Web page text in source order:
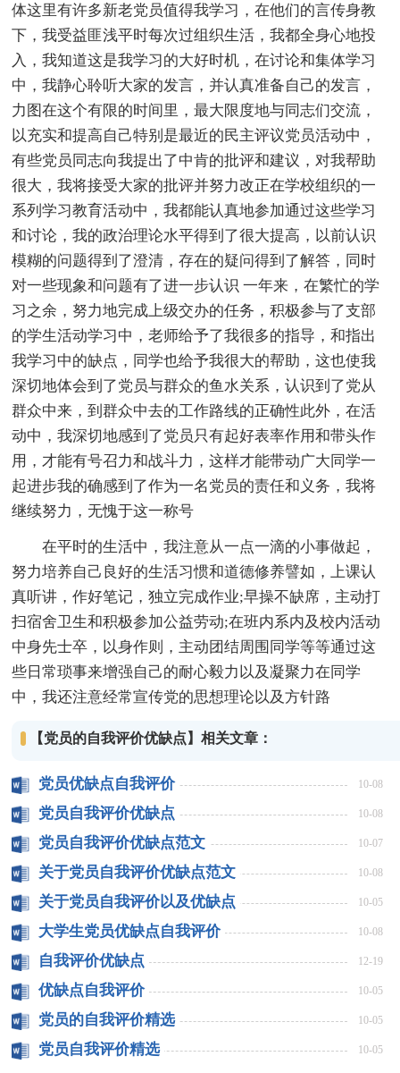
体这里有许多新老党员值得我学习，在他们的言传身教
下，我受益匪浅平时每次过组织生活，我都全身心地投
入，我知道这是我学习的大好时机，在讨论和集体学习
中，我静心聆听大家的发言，并认真准备自己的发言，
力图在这个有限的时间里，最大限度地与同志们交流，
以充实和提高自己特别是最近的民主评议党员活动中，
有些党员同志向我提出了中肯的批评和建议，对我帮助
很大，我将接受大家的批评并努力改正在学校组织的一
系列学习教育活动中，我都能认真地参加通过这些学习
和讨论，我的政治理论水平得到了很大提高，以前认识
模糊的问题得到了澄清，存在的疑问得到了解答，同时
对一些现象和问题有了进一步认识 一年来，在繁忙的学
习之余，努力地完成上级交办的任务，积极参与了支部
的学生活动学习中，老师给予了我很多的指导，和指出
我学习中的缺点，同学也给予我很大的帮助，这也使我
深切地体会到了党员与群众的鱼水关系，认识到了党从
群众中来，到群众中去的工作路线的正确性此外，在活
动中，我深切地感到了党员只有起好表率作用和带头作
用，才能有号召力和战斗力，这样才能带动广大同学一
起进步我的确感到了作为一名党员的责任和义务，我将
继续努力，无愧于这一称号
在平时的生活中，我注意从一点一滴的小事做起，
努力培养自己良好的生活习惯和道德修养譬如，上课认
真听讲，作好笔记，独立完成作业;早操不缺席，主动打
扫宿舍卫生和积极参加公益劳动;在班内系内及校内活动
中身先士卒，以身作则，主动团结周围同学等等通过这
些日常琐事来增强自己的耐心毅力以及凝聚力在同学
中，我还注意经常宣传党的思想理论以及方针路
【党员的自我评价优缺点】相关文章：
党员优缺点自我评价 10-08
党员自我评价优缺点 10-08
党员自我评价优缺点范文 10-07
关于党员自我评价优缺点范文 10-08
关于党员自我评价以及优缺点 10-05
大学生党员优缺点自我评价 10-08
自我评价优缺点 12-19
优缺点自我评价 10-05
党员的自我评价精选 10-05
党员自我评价精选 10-05